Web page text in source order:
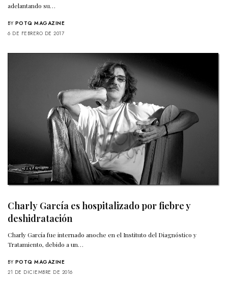
adelantando su…
BY POTQ MAGAZINE
6 DE FEBRERO DE 2017
Charly García es hospitalizado por fiebre y
deshidratación
Charly García fue internado anoche en el Instituto del Diagnóstico y
Tratamiento, debido a un…
BY POTQ MAGAZINE
21 DE DICIEMBRE DE 2016